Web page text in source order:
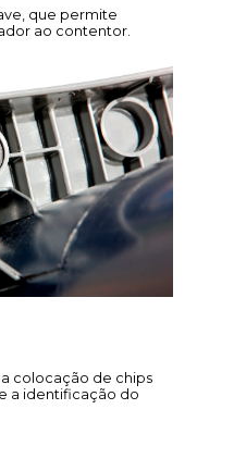
que permite
ao contentor.
colocação de chips
a identificação do